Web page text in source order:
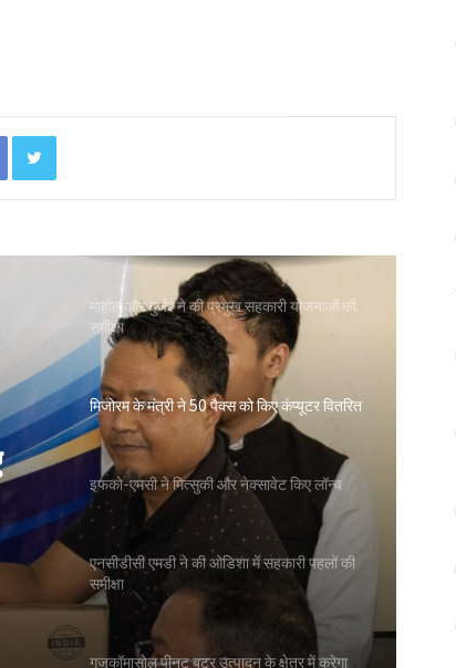
FacebookTwitter
ओडिशा के 29.5 लाख किसानों को मिला नैनो उर्वरकों
मोहोल और गुर्जर ने की प्रमुख सहकारी योजनाओं की
समीक्षा
मिजोरम के मंत्री ने 50 पैक्स को किए कंप्यूटर वितरित
इफको-एमसी ने मित्सुकी और नेक्सावेट किए लॉन्च
एनसीडीसी एमडी ने की ओडिशा में सहकारी पहलों की
समीक्षा
गुजकॉमासोल पीनट बटर उत्पादन के क्षेत्र में करेगा